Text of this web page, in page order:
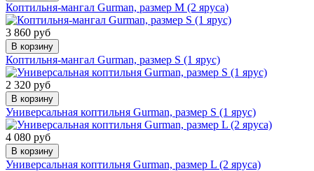
Коптильня-мангал Gurman, размер M (2 яруса)
3 860 руб
В корзину
Коптильня-мангал Gurman, размер S (1 ярус)
2 320 руб
В корзину
Универсальная коптильня Gurman, размер S (1 ярус)
4 080 руб
В корзину
Универсальная коптильня Gurman, размер L (2 яруса)